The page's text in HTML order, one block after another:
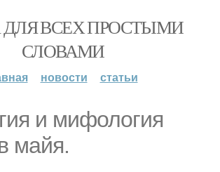
ВСЕХ ПРОСТЫМИ
СЛОВАМИ
новости статьи
и мифология
майя.